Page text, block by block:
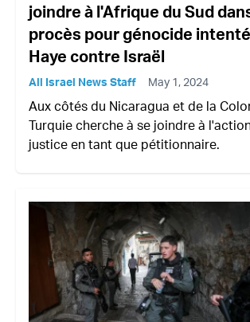
joindre à l'Afrique du Sud
procès pour génocide
Haye contre Israël
All Israel News Staff May 1, 2024
Aux côtés du Nicaragua et de la
Turquie cherche à se joindre à
justice en tant que pétitionnaire.